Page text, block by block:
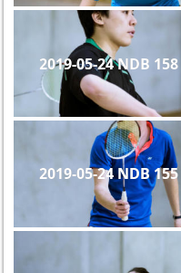
2019-05-24 NDB 158
2019-05-24 NDB 155